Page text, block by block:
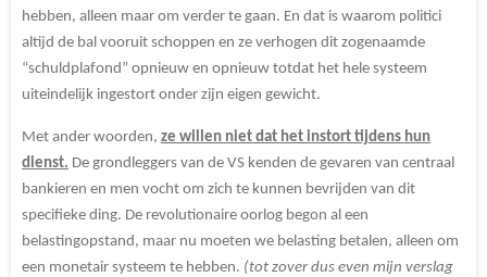
hebben, alleen maar om verder te gaan. En dat is waarom politici
altijd de bal vooruit schoppen en ze verhogen dit zogenaamde
“schuldplafond” opnieuw en opnieuw totdat het hele systeem
uiteindelijk ingestort onder zijn eigen gewicht.
Met ander woorden, ze willen niet dat het instort tijdens hun
dienst. De grondleggers van de VS kenden de gevaren van centraal
bankieren en men vocht om zich te kunnen bevrijden van dit
specifieke ding. De revolutionaire oorlog begon al een
belastingopstand, maar nu moeten we belasting betalen, alleen om
een monetair systeem te hebben. (tot zover dus even mijn verslag